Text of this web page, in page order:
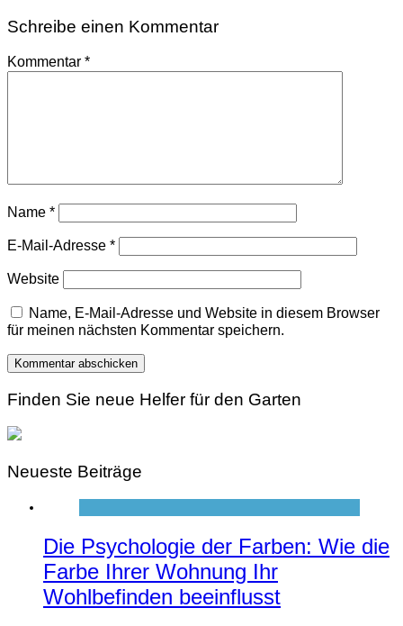
Schreibe einen Kommentar
Kommentar *
Name *
E-Mail-Adresse *
Website
Name, E-Mail-Adresse und Website in diesem Browser
für meinen nächsten Kommentar speichern.
Finden Sie neue Helfer für den Garten
Neueste Beiträge
Die Psychologie der Farben: Wie die
Farbe Ihrer Wohnung Ihr
Wohlbefinden beeinflusst